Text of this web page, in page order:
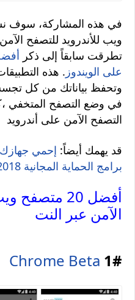
ويب للأندرويد للتصفح
تطرقت سابقاً إلى ذكر
على الويندوز . هذه
وتحفظ بياناتك من كل
في وضع التصفح المتخفي
التصفح الآمن على أندرويد
قد يهمك أيضاً: إحمي
برامج الحماية المجانية 2018
أفضل 20
الآمن عبر النت
Chrome Beta 1#